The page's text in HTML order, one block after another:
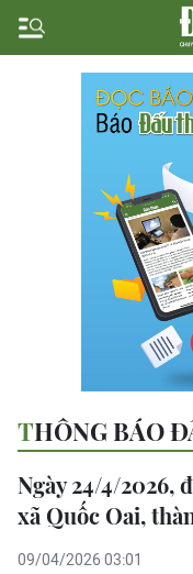
THÔNG BÁO
Ngày 24/4/2026,
xã Quốc Oai,
09/04/2026 03:01